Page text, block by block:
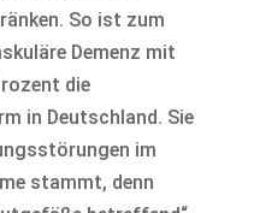
So ist zum
Demenz mit
die
in Deutschland. Sie
im
stammt, denn